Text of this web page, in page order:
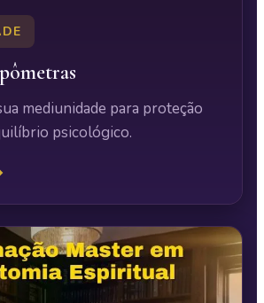
mediunidade para proteção
psicológico.